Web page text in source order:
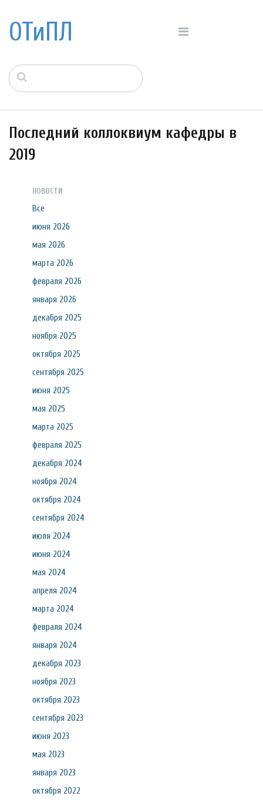
ОТиПЛ
Последний коллоквиум кафедры в
2019
НОВОСТИ
Все
июня 2026
мая 2026
марта 2026
февраля 2026
января 2026
декабря 2025
ноября 2025
октября 2025
сентября 2025
июня 2025
мая 2025
марта 2025
февраля 2025
декабря 2024
ноября 2024
октября 2024
сентября 2024
июля 2024
июня 2024
мая 2024
апреля 2024
марта 2024
февраля 2024
января 2024
декабря 2023
ноября 2023
октября 2023
сентября 2023
июня 2023
мая 2023
января 2023
октября 2022